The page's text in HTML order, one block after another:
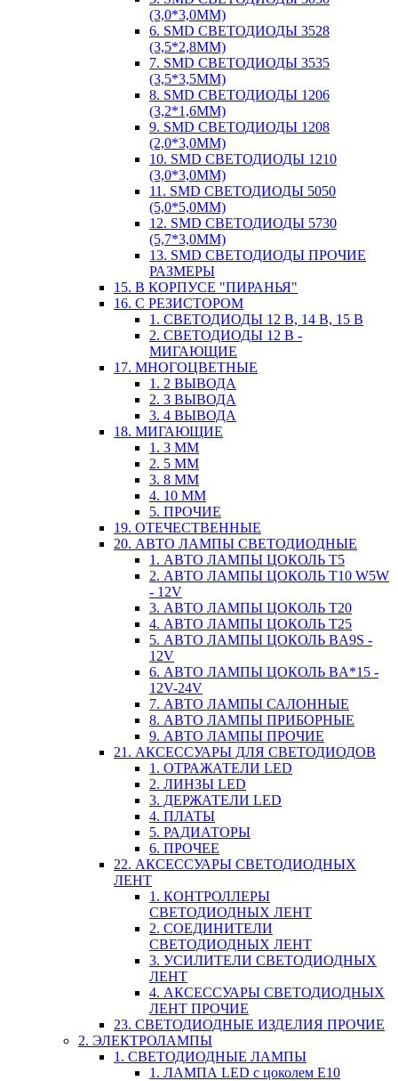
(3,0*3,0ММ)
6. SMD СВЕТОДИОДЫ 3528
(3,5*2,8ММ)
7. SMD СВЕТОДИОДЫ 3535
(3,5*3,5ММ)
8. SMD СВЕТОДИОДЫ 1206
(3,2*1,6ММ)
9. SMD СВЕТОДИОДЫ 1208
(2,0*3,0ММ)
10. SMD СВЕТОДИОДЫ 1210
(3,0*3,0ММ)
11. SMD СВЕТОДИОДЫ 5050
(5,0*5,0ММ)
12. SMD СВЕТОДИОДЫ 5730
(5,7*3,0ММ)
13. SMD СВЕТОДИОДЫ ПРОЧИЕ
РАЗМЕРЫ
15. В КОРПУСЕ "ПИРАНЬЯ"
16. С РЕЗИСТОРОМ
1. СВЕТОДИОДЫ 12 В, 14 В, 15 В
2. СВЕТОДИОДЫ 12 В -
МИГАЮЩИЕ
17. МНОГОЦВЕТНЫЕ
1. 2 ВЫВОДА
2. 3 ВЫВОДА
3. 4 ВЫВОДА
18. МИГАЮЩИЕ
1. 3 ММ
2. 5 ММ
3. 8 ММ
4. 10 ММ
5. ПРОЧИЕ
19. ОТЕЧЕСТВЕННЫЕ
20. АВТО ЛАМПЫ СВЕТОДИОДНЫЕ
1. АВТО ЛАМПЫ ЦОКОЛЬ T5
2. АВТО ЛАМПЫ ЦОКОЛЬ T10 W5W
- 12V
3. АВТО ЛАМПЫ ЦОКОЛЬ T20
4. АВТО ЛАМПЫ ЦОКОЛЬ T25
5. АВТО ЛАМПЫ ЦОКОЛЬ BA9S -
12V
6. АВТО ЛАМПЫ ЦОКОЛЬ BA*15 -
12V-24V
7. АВТО ЛАМПЫ САЛОННЫЕ
8. АВТО ЛАМПЫ ПРИБОРНЫЕ
9. АВТО ЛАМПЫ ПРОЧИЕ
21. АКСЕССУАРЫ ДЛЯ СВЕТОДИОДОВ
1. ОТРАЖАТЕЛИ LED
2. ЛИНЗЫ LED
3. ДЕРЖАТЕЛИ LED
4. ПЛАТЫ
5. РАДИАТОРЫ
6. ПРОЧЕЕ
22. АКСЕССУАРЫ СВЕТОДИОДНЫХ
ЛЕНТ
1. КОНТРОЛЛЕРЫ
СВЕТОДИОДНЫХ ЛЕНТ
2. СОЕДИНИТЕЛИ
СВЕТОДИОДНЫХ ЛЕНТ
3. УСИЛИТЕЛИ СВЕТОДИОДНЫХ
ЛЕНТ
4. АКСЕССУАРЫ СВЕТОДИОДНЫХ
ЛЕНТ ПРОЧИЕ
23. СВЕТОДИОДНЫЕ ИЗДЕЛИЯ ПРОЧИЕ
2. ЭЛЕКТРОЛАМПЫ
1. СВЕТОДИОДНЫЕ ЛАМПЫ
1. ЛАМПА LED c цоколем E10